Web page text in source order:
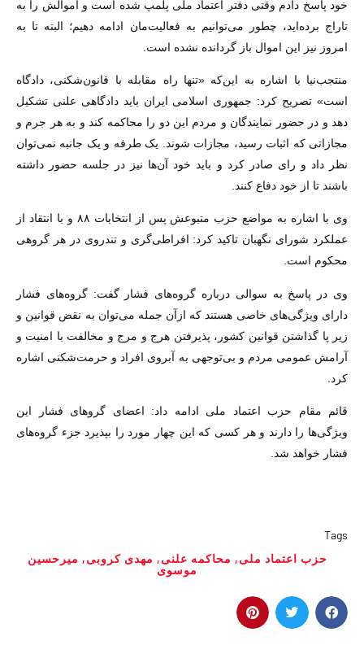
خود پاسخ دادم وقتی دفتر اعتماد ملی پلمپ شده است و اموالش را به
تاراج برده‌اید، چطور می‌توانیم به فعالیت‌مان ادامه دهیم؛ البته تا به
امروز نیز این اموال باز گردانده نشده است.
منتجب‌نیا با اشاره به این‌که «تنها راه مقابله با قانون‌شکنی، دادگاه
است» تصریح کرد: جمهوری اسلامی ایران باید دادگاهی علنی تشکیل
دهد و در حضور نمایندگان و مردم این دو را محاکمه کند و به هر جرم و
مجازاتی که اثبات رسید، مجازات شوند. یک طرفه و یک جانبه نمی‌توان
نظر داد و رای صادر کرد و باید خود آن‌ها نیز در جلسه حضور داشته
باشند تا از خود دفاع کنند.
وی با اشاره به مواضع حزب متبوعش پس از انتخابات ۸۸ و با انتقاد از
عملکرد شورای نگهبان تاکید کرد: افراطی‌گری و تندروی در هر گروهی
محکوم است.
وی در پاسخ به سوالی درباره گروه‌های فشار گفت: گروه‌های فشار
دارای ویژگی‌های خاصی هستند که از‌آن جمله می‌توان به نقض قوانین و
زیر پا گذاشتن قوانین کشور، پذیرفتن هرج و مرج و مخالفت با امنیت و
آرامش عمومی مردم و بی‌توجهی به آبروی افراد و حرمت‌شکنی اشاره
کرد.
قائم مقام حزب اعتماد ملی ادامه داد: اعضای گروهای فشار این
ویژگی‌ها را دارند و هر کسی که این چهار مورد را بپذیرد جزء گروه‌های
فشار خواهد شد.
Tags
حزب اعتماد ملی, محاکمه علنی, مهدی کروبی, میرحسین
موسوی